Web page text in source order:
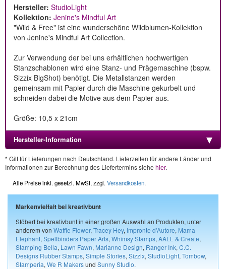
Hersteller: StudioLight
Kollektion: Jenine's Mindful Art
"Wild & Free" ist eine wunderschöne Wildblumen-Kollektion
von Jenine's Mindful Art Collection.
Zur Verwendung der bei uns erhältlichen hochwertigen
Stanzschablonen wird eine Stanz- und Prägemaschine (bspw.
Sizzix BigShot) benötigt. Die Metallstanzen werden
gemeinsam mit Papier durch die Maschine gekurbelt und
schneiden dabei die Motive aus dem Papier aus.
Größe: 10,5 x 21cm
Hersteller-Information
* Gilt für Lieferungen nach Deutschland. Lieferzeiten für andere Länder und
Informationen zur Berechnung des Liefertermins siehe hier.
Alle Preise inkl. gesetzl. MwSt, zzgl. Versandkosten.
Markenvielfalt bei kreativbunt
Stöbert bei kreativbunt in einer großen Auswahl an Produkten, unter
anderem von Waffle Flower, Tracey Hey, Impronte d'Autore, Mama
Elephant, Spellbinders Paper Arts, Whimsy Stamps, AALL & Create,
Stamping Bella, Lawn Fawn, Marianne Design, Ranger Ink, C.C.
Designs Rubber Stamps, Simple Stories, Sizzix, StudioLight, Tombow,
Stamperia, We R Makersund Sunny Studio.